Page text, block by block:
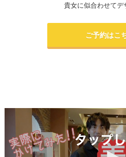
貴女に似合わせてデ
ご予約はこ